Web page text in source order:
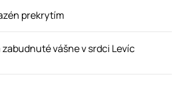
prekrytím
vášne v srdci Levíc